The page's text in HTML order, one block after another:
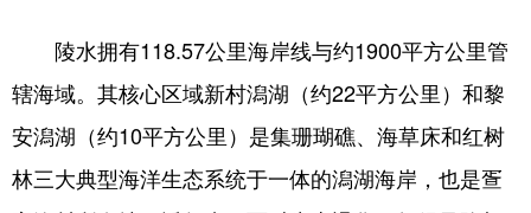
陵水拥有118.57公里海岸线与约1900平方公里管
辖海域。其核心区域新村潟湖（约22平方公里）和黎
安潟湖（约10平方公里）是集珊瑚礁、海草床和红树
林三大典型海洋生态系统于一体的潟湖海岸，也是疍